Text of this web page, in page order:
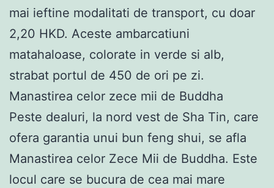
mai ieftine modalitati de transport, cu doar
2,20 HKD. Aceste ambarcatiuni
matahaloase, colorate in verde si alb,
strabat portul de 450 de ori pe zi.
Manastirea celor zece mii de Buddha
Peste dealuri, la nord vest de Sha Tin, care
ofera garantia unui bun feng shui, se afla
Manastirea celor Zece Mii de Buddha. Este
locul care se bucura de cea mai mare